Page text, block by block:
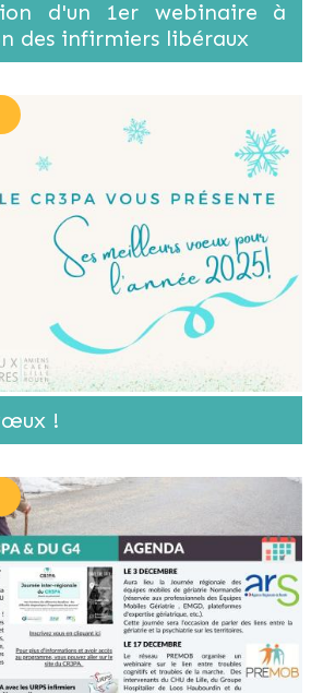
d'un 1er webinaire à
des infirmiers libéraux
!